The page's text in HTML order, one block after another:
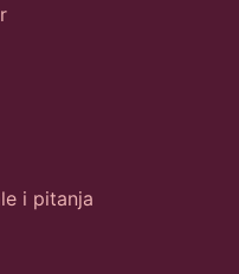
i pitanja